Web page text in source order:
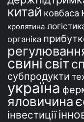
китай ковбаса
кролятина
органіка
свині світ
субпродукти
україна
яловичина
інвестиції